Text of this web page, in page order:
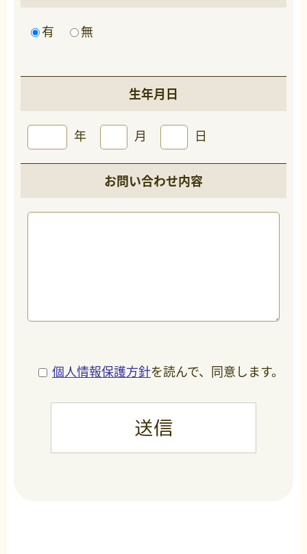
有 無
生年月日
年 月 日
お問い合わせ内容
個人情報保護方針を読んで、同意します。